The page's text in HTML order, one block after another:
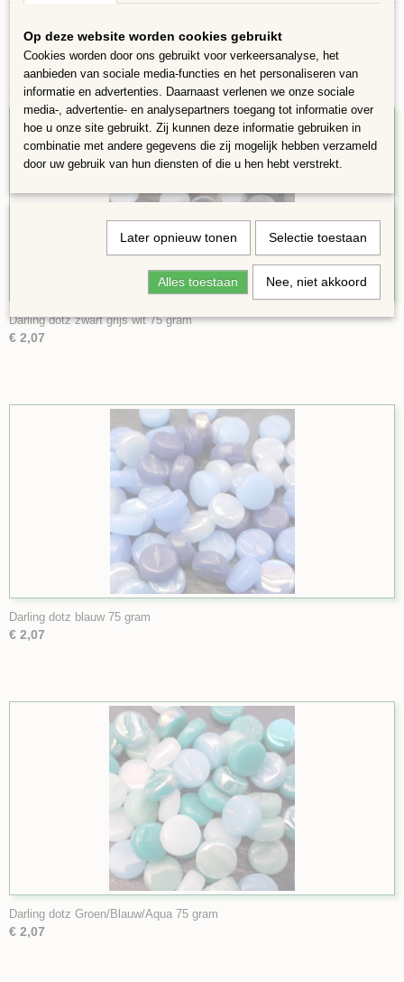
Ook interessant
Darling dotz zwart grijs wit 75 gram
€ 2,07
Darling dotz blauw 75 gram
€ 2,07
Darling dotz Groen/Blauw/Aqua 75 gram
€ 2,07
Op deze website worden cookies gebruikt
Cookies worden door ons gebruikt voor verkeersanalyse, het
aanbieden van sociale media-functies en het personaliseren van
informatie en advertenties. Daarnaast verlenen we onze sociale
media-, advertentie- en analysepartners toegang tot informatie over
hoe u onze site gebruikt. Zij kunnen deze informatie gebruiken in
combinatie met andere gegevens die zij mogelijk hebben verzameld
door uw gebruik van hun diensten of die u hen hebt verstrekt.
Later opnieuw tonen Selectie toestaan
Alles toestaan Nee, niet akkoord